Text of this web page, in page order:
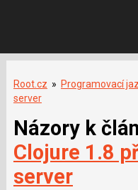
Root.cz » Programovací
server
Názory k
Clojure 1.8
server